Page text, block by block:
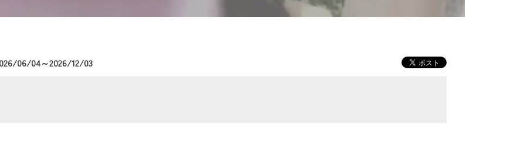
06/04～2026/12/03
メンテナンス作業を予定しています。
程よろしくお願いいたします。